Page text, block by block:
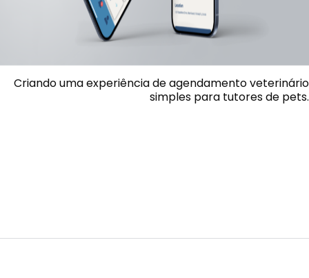
Criando uma experiência de agendamento veterinário
simples para tutores de pets.